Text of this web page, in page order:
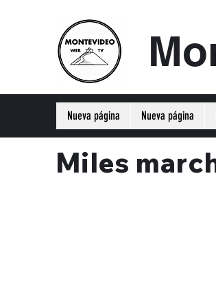
Miles
Nueva página Nueva página